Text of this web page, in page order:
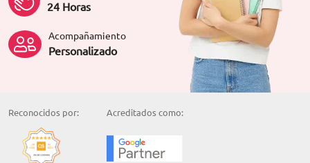
24 Horas
Acompañamiento
Personalizado
Reconocidos por: Acreditados como: